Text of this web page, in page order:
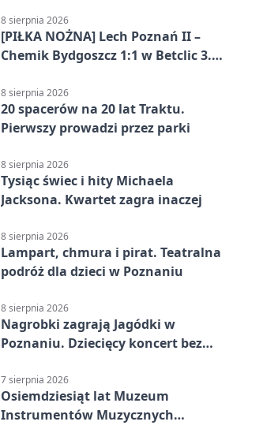
8 sierpnia 2026
[PIŁKA NOŻNA] Lech Poznań II –
Chemik Bydgoszcz 1:1 w Betclic 3.
Wronkach
8 sierpnia 2026
20 spacerów na 20 lat Traktu.
Pierwszy prowadzi przez parki
8 sierpnia 2026
Tysiąc świec i hity Michaela
Jacksona. Kwartet zagra inaczej
8 sierpnia 2026
Lampart, chmura i pirat. Teatralna
podróż dla dzieci w Poznaniu
8 sierpnia 2026
Nagrobki zagrają Jagódki w
Poznaniu. Dziecięcy koncert bez
7 sierpnia 2026
Osiemdziesiąt lat Muzeum
Instrumentów Muzycznych